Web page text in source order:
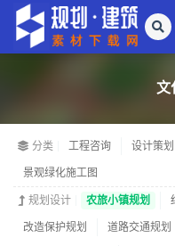
文
分类 工程咨询 设计策划
景观绿化施工图
规划设计 农旅小镇规划
改造保护规划 道路交通规划
全部